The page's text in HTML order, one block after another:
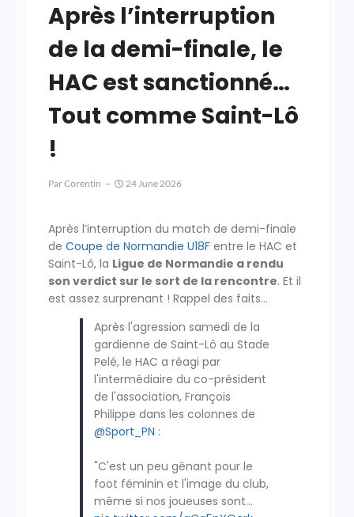
Après l’interruption
de la demi-finale, le
HAC est sanctionné…
Tout comme Saint-Lô
!
ParCorentin 24 June 2026
Après l’interruption du match de demi-finale
de Coupe de Normandie U18F entre le HAC et
Saint-Lô, la Ligue de Normandie a rendu
son verdict sur le sort de la rencontre. Et il
est assez surprenant ! Rappel des faits…
Après l'agression samedi de la
gardienne de Saint-Lô au Stade
Pelé, le HAC a réagi par
l'intermédiaire du co-président
de l'association, François
Philippe dans les colonnes de
@Sport_PN :
"C'est un peu gênant pour le
foot féminin et l'image du club,
même si nos joueuses sont…